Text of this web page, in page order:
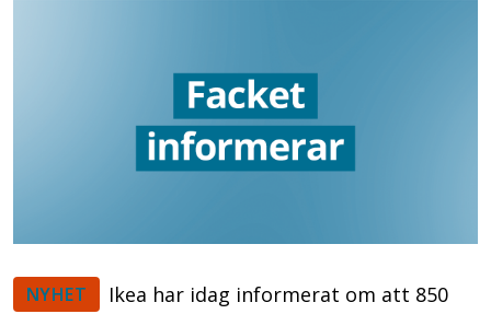
NYHET
Ikea har idag informerat om att 850